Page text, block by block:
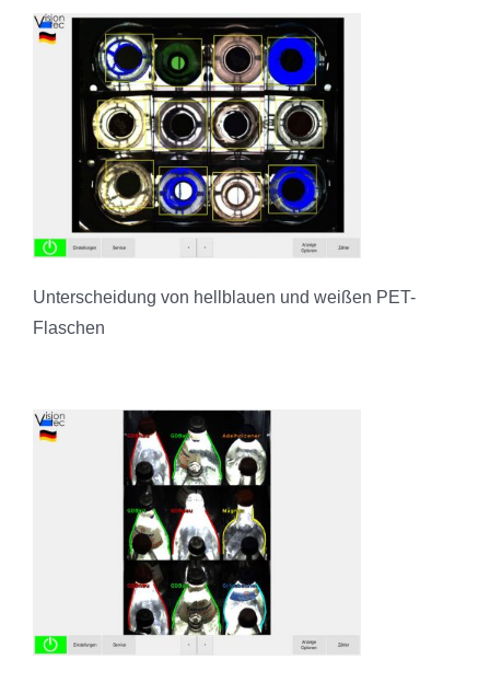
Unterscheidung von hellblauen und weißen PET-
Flaschen